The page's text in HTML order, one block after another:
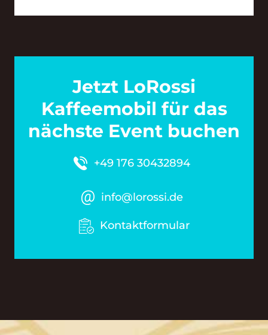
Jetzt LoRossi
Kaffeemobil für das
nächste Event buchen
+49 176 30432894
info@lorossi.de
Kontaktformular